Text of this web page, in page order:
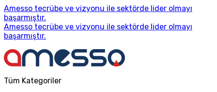
Amesso tecrübe ve vizyonu ile sektörde lider olmayı
başarmıştır.
Amesso tecrübe ve vizyonu ile sektörde lider olmayı
başarmıştır.
Tüm Kategoriler